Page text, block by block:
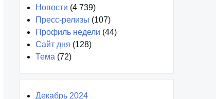
Новости (4 739)
Пресс-релизы (107)
Профиль недели (44)
Сайт дня (128)
Тема (72)
Декабрь 2024